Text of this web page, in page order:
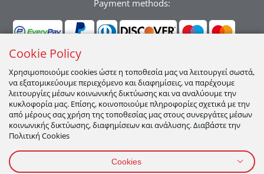
Payment methods:
Ακολουθήστε μας:
Cookie Policy
Χρησιμοποιούμε cookies ώστε η τοποθεσία μας να λειτουργεί σωστά,
να εξατομικεύουμε περιεχόμενο και διαφημίσεις, να παρέχουμε
λειτουργίες μέσων κοινωνικής δικτύωσης και να αναλύουμε την
κυκλοφορία μας. Επίσης, κοινοποιούμε πληροφορίες σχετικά με την
από μέρους σας χρήση της τοποθεσίας μας στους συνεργάτες μέσων
κοινωνικής δικτύωσης, διαφημίσεων και ανάλυσης. Διαβάστε την
Πολιτική Cookies
Cookies